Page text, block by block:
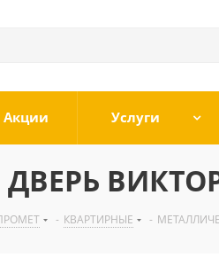
Акции Услуги
- КВАРТИРНЫЕ -